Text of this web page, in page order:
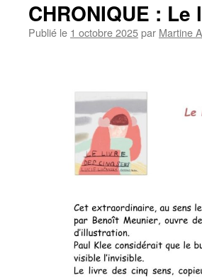
CHRONIQUE :
Publié le 1 octobre 2025par Martine